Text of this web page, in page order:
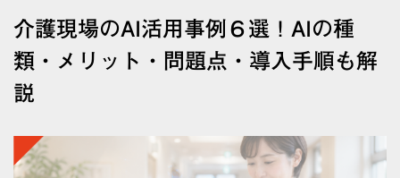
介護現場のAI活用事例６選！AIの種
類・メリット・問題点・導入手順も解
説